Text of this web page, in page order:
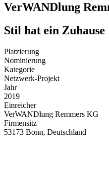
VerWANDlung
Stil hat ein Zuhause
Platzierung
Nominierung
Kategorie
Netzwerk-Projekt
Jahr
2019
Einreicher
VerWANDlung Remmers KG
Firmensitz
53173 Bonn, Deutschland